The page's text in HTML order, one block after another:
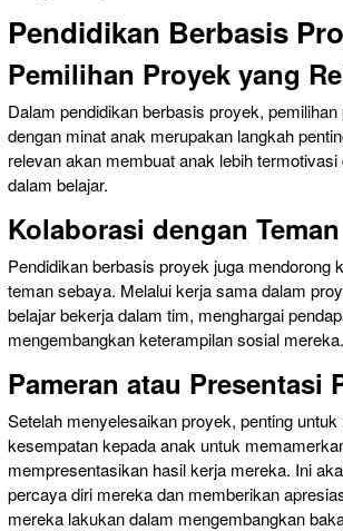
Pendidikan Berbasis
Pemilihan Proyek yang
Dalam pendidikan berbasis proyek,
dengan minat anak merupakan langkah
relevan akan membuat anak lebih
dalam belajar.
Kolaborasi dengan
Pendidikan berbasis proyek juga mendorong
teman sebaya. Melalui kerja sama dalam
belajar bekerja dalam tim, menghargai
mengembangkan keterampilan sosial mereka.
Pameran atau Presentasi
Setelah menyelesaikan proyek, penting
kesempatan kepada anak untuk
mempresentasikan hasil kerja mereka. Ini
percaya diri mereka dan memberikan
mereka lakukan dalam mengembangkan